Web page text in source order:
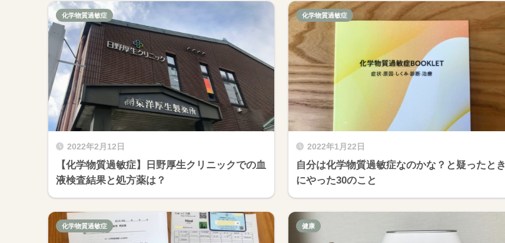
2022年2月12日
【化学物質過敏症】日野厚生クリニックでの血
液検査結果と処方薬は？
化学物質過敏症
2022年1月22日
自分は化学物質過敏症なのかな？と疑ったとき
にやった30のこと
化学物質過敏症
化学物質過敏症 健康